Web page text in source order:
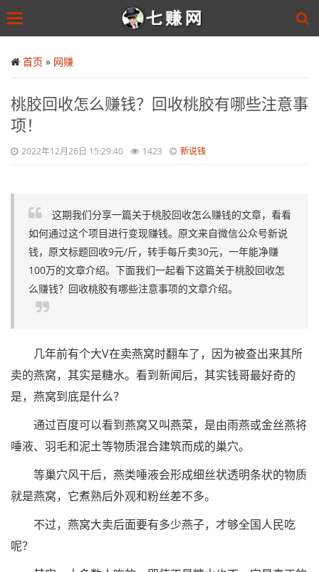
to
main
Toggle
首页 » 网赚
桃胶回收怎么赚钱？回收桃胶有哪些注意事
项！
2022年12月26日 15:29:40 1423 新说钱
这期我们分享一篇关于桃胶回收怎么赚钱的文章，看看
如何通过这个项目进行变现赚钱。原文来自微信公众号新说
钱，原文标题回收9元/斤，转手每斤卖30元，一年能净赚
100万的文章介绍。下面我们一起看下这篇关于桃胶回收怎
么赚钱？回收桃胶有哪些注意事项的文章介绍。
几年前有个大V在卖燕窝时翻车了，因为被查出来其所
卖的燕窝，其实是糖水。看到新闻后，其实钱哥最好奇的
是，燕窝到底是什么？
通过百度可以看到燕窝又叫燕菜，是由雨燕或金丝燕将
唾液、羽毛和泥土等物质混合建筑而成的巢穴。
等巢穴风干后，燕类唾液会形成细丝状透明条状的物质
就是燕窝，它煮熟后外观和粉丝差不多。
不过，燕窝大卖后面要有多少燕子，才够全国人民吃
呢？